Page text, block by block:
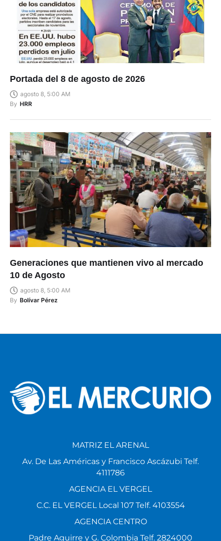
Portada del 8 de agosto de 2026
agosto 8, 5:00 AM
By HRR
Generaciones que mantienen vivo al mercado
10 de Agosto
agosto 8, 5:00 AM
By Bolívar Pérez
MATRIZ EL ARENAL
Av. De Las Américas y Francisco Ascázubi Telf.
4111786
AGENCIA EL VERGEL
C.C. EL VERGEL Local 107 Telf. 4103554
AGENCIA CENTRO
Padre Aguirre y G. Colombia Telf. 2824000